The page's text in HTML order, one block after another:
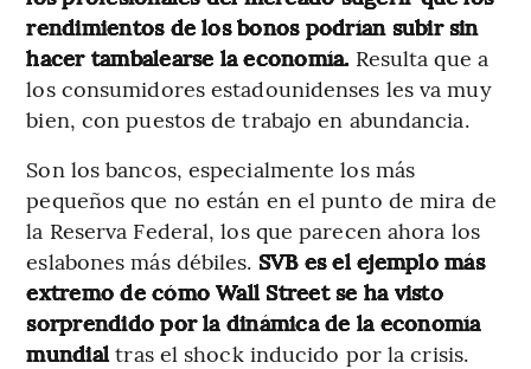
rendimientos de los bonos podrían subir sin
hacer tambalearse la economía. Resulta que a
los consumidores estadounidenses les va muy
bien, con puestos de trabajo en abundancia.
Son los bancos, especialmente los más
pequeños que no están en el punto de mira de
la Reserva Federal, los que parecen ahora los
eslabones más débiles. SVB es el ejemplo más
extremo de cómo Wall Street se ha visto
sorprendido por la dinámica de la economía
mundialtras el shock inducido por la crisis.